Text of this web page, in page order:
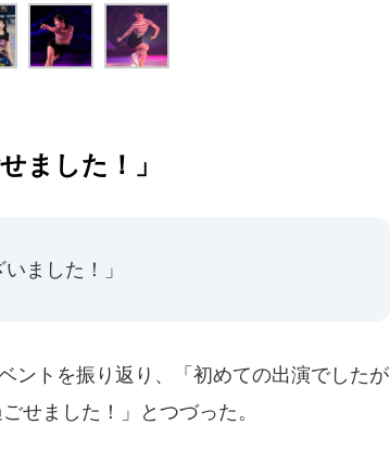
ました！」
ました！」
ントを振り返り、「初めての出演でしたが
せました！」とつづった。